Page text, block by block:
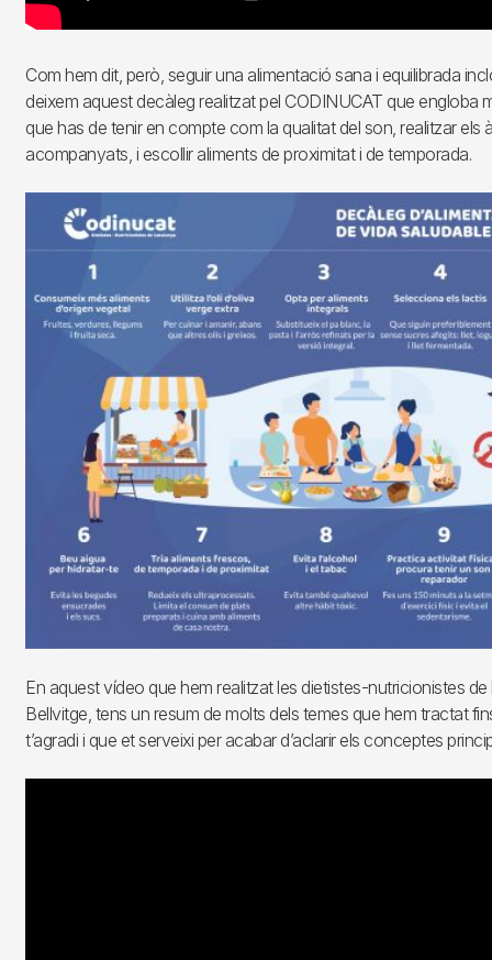
Com hem dit, però, seguir una alimentació sana i equilibrada
deixem aquest decàleg realitzat pel CODINUCAT que engloba
que has de tenir en compte com la qualitat del son, realitzar els
acompanyats, i escollir aliments de proximitat i de temporada.
En aquest vídeo que hem realitzat les dietistes-nutricionistes de
Bellvitge, tens un resum de molts dels temes que hem tractat
t’agradi i que et serveixi per acabar d’aclarir els conceptes